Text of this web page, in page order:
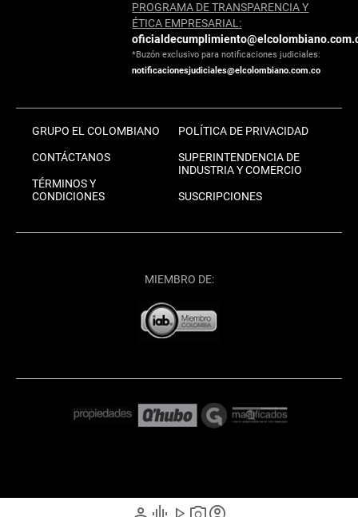
PROGRAMA DE TRANSPARENCIA Y
ÉTICA EMPRESARIAL:
*Buzón exclusivo para notificaciones judiciales:
notificacionesjudiciales@elcolombiano.com.co
GRUPO EL COLOMBIANO
CONTÁCTANOS
TÉRMINOS Y
CONDICIONES
POLÍTICA DE PRIVACIDAD
SUPERINTENDENCIA DE
INDUSTRIA Y COMERCIO
SUSCRIPCIONES
MIEMBRO DE: